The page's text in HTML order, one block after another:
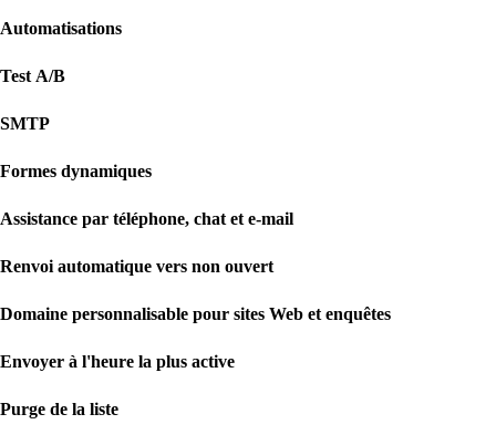
Automatisations
Test A/B
SMTP
Formes dynamiques
Assistance par téléphone, chat et e-mail
Renvoi automatique vers non ouvert
Domaine personnalisable pour sites Web et enquêtes
Envoyer à l'heure la plus active
Purge de la liste